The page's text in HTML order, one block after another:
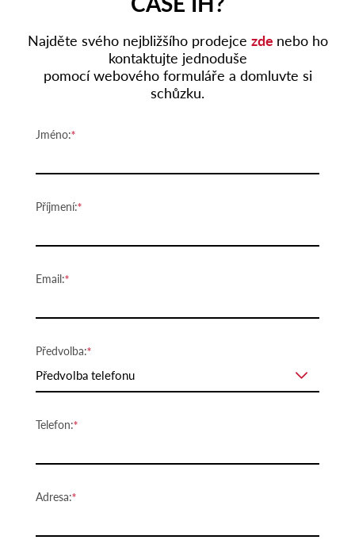
Najděte svého nejbližšího prodejce zde nebo ho
kontaktujte jednoduše
pomocí webového formuláře a domluvte si
schůzku.
Jméno:
Příjmení:
Email:
Předvolba:
Předvolba telefonu
Telefon:
Adresa: